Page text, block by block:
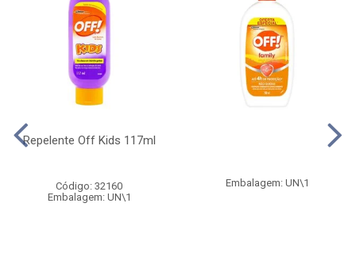
Repelente Off Kids 117ml
Código: 32160
Embalagem: UN\1
Embalagem: UN\1